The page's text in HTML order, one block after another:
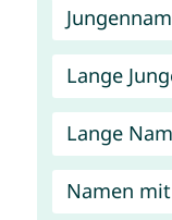
Lange
Lange
Namen